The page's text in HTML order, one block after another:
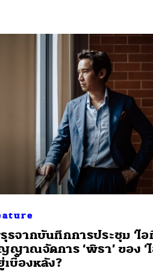
ธจากบันทึกการประชุม ‘ไอ
ญาณจัดการ ‘พิธา’ ของ ‘ไ
เบื้องหลัง?